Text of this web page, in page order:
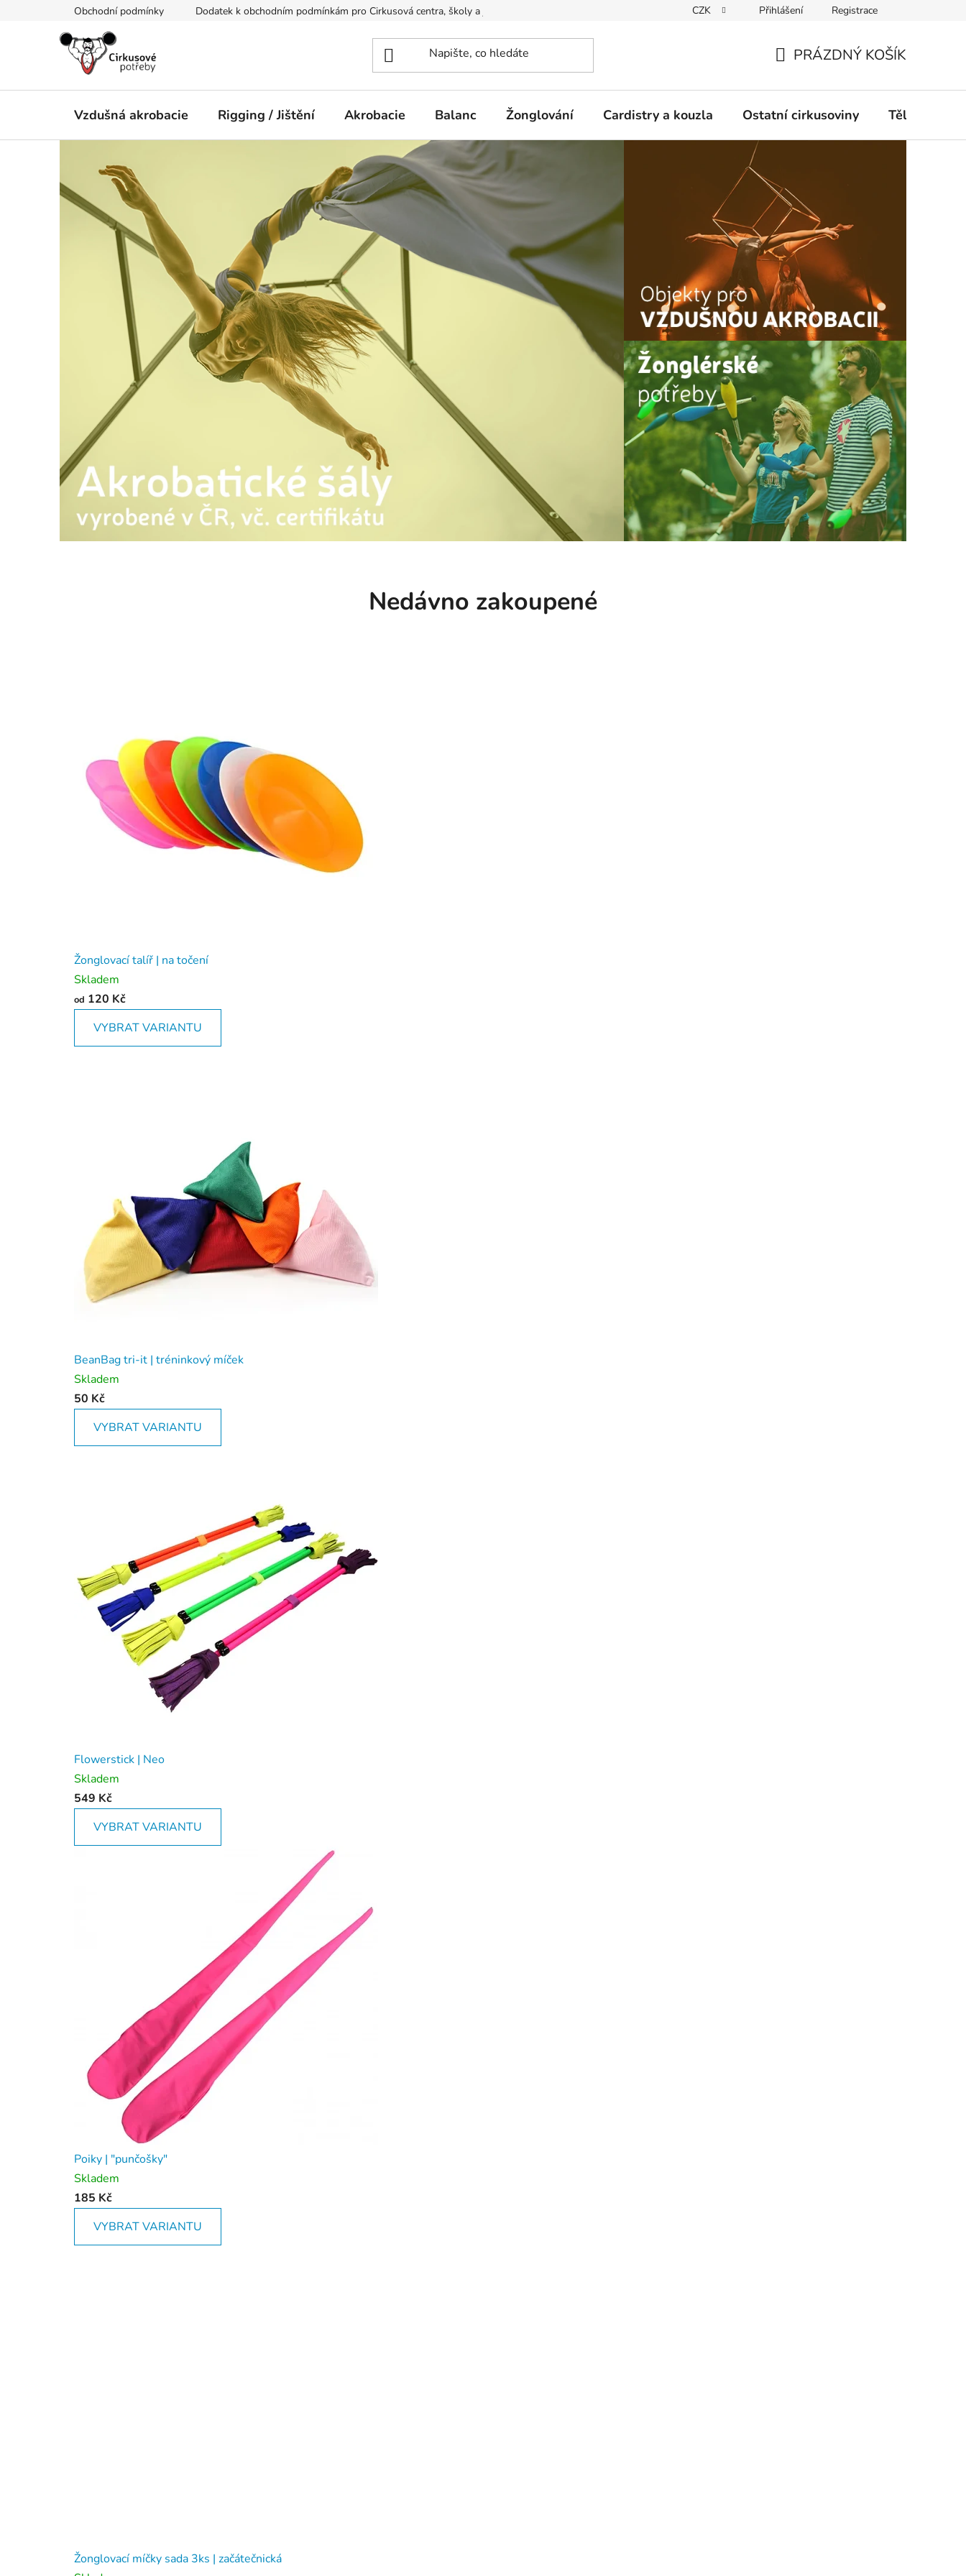
Obchodní podmínky Dodatek k obchodním podmínkám pro Cirkusová centra, školy a jiné organizace Podmínky ochrany osobních údajů Vrácení či výměna zboží
CZK Přihlášení Registrace
KOŠÍK
PRÁZDNÝ KOŠÍK
Vzdušná akrobacie Rigging / Jištění Akrobacie Balanc Žonglování Cardistry a kouzla Ostatní cirkusoviny TěloCIRK
Nedávno zakoupené
Žonglovací talíř | na točení
Skladem
od 120 Kč
VYBRAT VARIANTU
BeanBag tri-it | tréninkový míček
Skladem
50 Kč
VYBRAT VARIANTU
Flowerstick | Neo
Skladem
549 Kč
VYBRAT VARIANTU
Poiky | "punčošky"
Skladem
185 Kč
VYBRAT VARIANTU
Žonglovací míčky sada 3ks | začátečnická